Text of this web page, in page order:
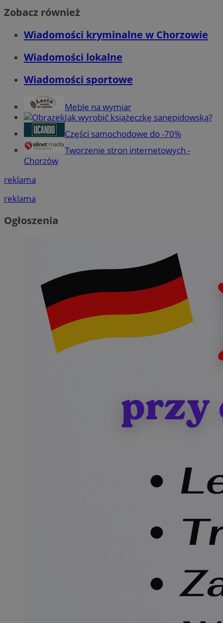
Zobacz również
Wiadomości kryminalne w Chorzowie
Wiadomości lokalne
Wiadomości sportowe
Meble na wymiar
Jak wyrobić książeczkę sanepidowską?
Części samochodowe do -70%
Tworzenie stron internetowych -
Chorzów
reklama
reklama
Ogłoszenia